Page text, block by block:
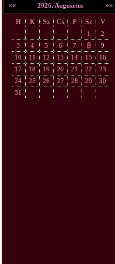
«« 2026. Augusztus »»
H K Sz Cs P Sz V
1
2
3
4 5 6 7 8
9
10
11 12 13 14 15
16
17
18 19 20 21 22
23
24
25 26 27 28 29
30
31